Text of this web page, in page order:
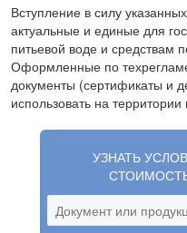
Вступление в силу
актуальные и единые для
питьевой воде и средствам
Оформленные по
документы (сертификаты и
использовать на
УЗНАТЬ